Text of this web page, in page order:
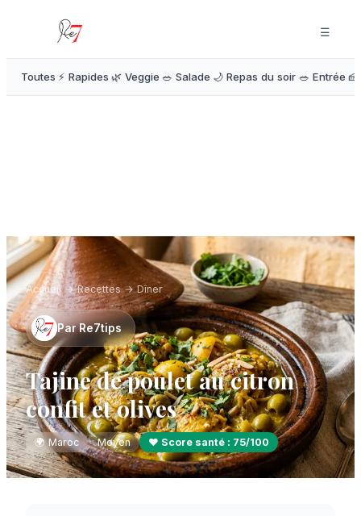
☰
Toutes ⚡ Rapides 🌿 Veggie 🥗 Salade 🌙 Repas du soir 🥗 Entrée
Accueil→ Recettes→Dîner
ParRe7tips
Tajine de poulet au citron
confit et olives
🌍Maroc Moyen ❤️ Score santé : 75/100